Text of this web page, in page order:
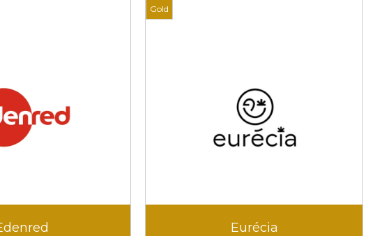
Nibelis
Gold
PeopleSpheres